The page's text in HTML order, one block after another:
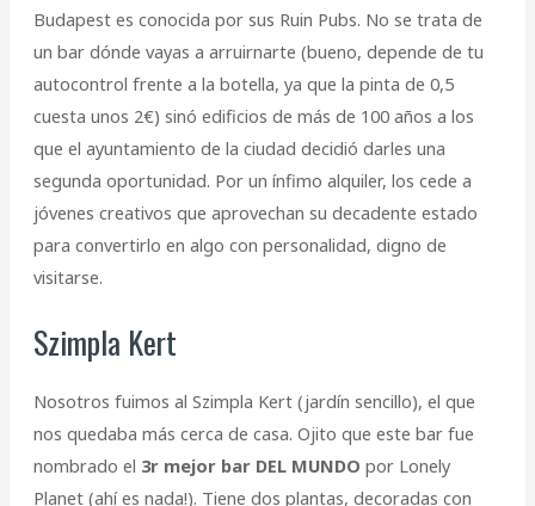
Budapest es conocida por sus Ruin Pubs. No se trata de
un bar dónde vayas a arruirnarte (bueno, depende de tu
autocontrol frente a la botella, ya que la pinta de 0,5
cuesta unos 2€) sinó edificios de más de 100 años a los
que el ayuntamiento de la ciudad decidió darles una
segunda oportunidad. Por un ínfimo alquiler, los cede a
jóvenes creativos que aprovechan su decadente estado
para convertirlo en algo con personalidad, digno de
visitarse.
Szimpla Kert
Nosotros fuimos al Szimpla Kert (jardín sencillo), el que
nos quedaba más cerca de casa. Ojito que este bar fue
nombrado el 3r mejor bar DEL MUNDO por Lonely
Planet (ahí es nada!). Tiene dos plantas, decoradas con